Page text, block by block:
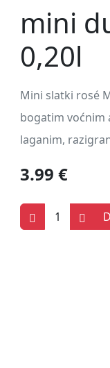
mini
0,20l
Mini slatki rosé
bogatim voćnim
laganim,
3.99 €